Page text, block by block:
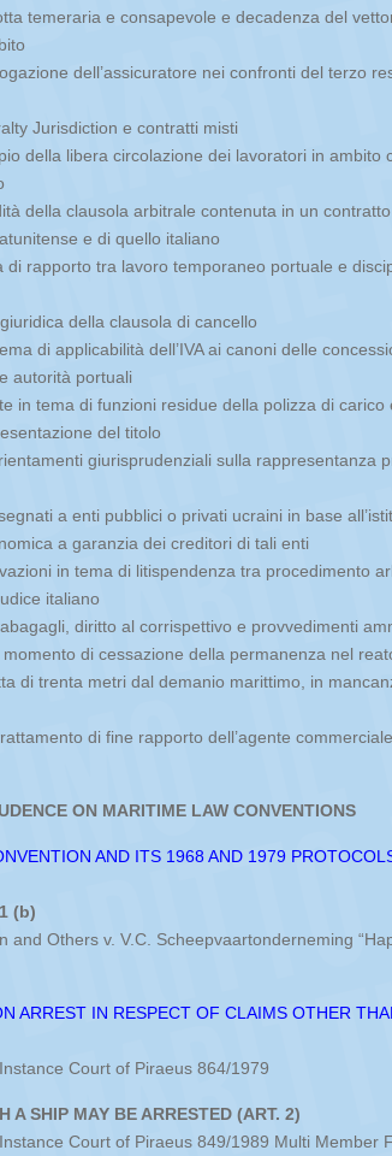
temeraria e consapevole e decadenza del
dell’assicuratore nei confronti del terzo
Jurisdiction e contratti misti
della libera circolazione dei lavoratori in ambito
della clausola arbitrale contenuta in un
e di quello italiano
di rapporto tra lavoro temporaneo portuale e
della clausola di cancello
di applicabilità dell’IVA ai canoni delle
autorità portuali
in tema di funzioni residue della polizza di carico
del titolo
giurisprudenziali sulla rappresentanza
a enti pubblici o privati ucraini in base
a garanzia dei creditori di tali enti
in tema di litispendenza tra procedimento
italiano
diritto al corrispettivo e provvedimenti
momento di cessazione della permanenza nel
di trenta metri dal demanio marittimo, in
di fine rapporto dell’agente
ON MARITIME LAW CONVENTIONS
AND ITS 1968 AND 1979
(b)
and Others v. V.C. Scheepvaartonderneming
ARREST IN RESPECT OF CLAIMS OTHER
Court of Piraeus 864/1979
A SHIP MAY BE ARRESTED (ART. 2)
Court of Piraeus 849/1989 Multi Member